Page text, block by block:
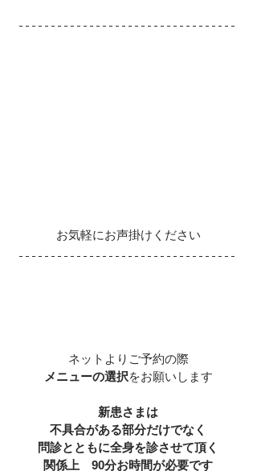
お気軽にお声掛けください
ネットよりご予約の際
メニューの選択をお願いします
新患さまは
不具合がある部分だけでなく
問診とともに全身を診させて頂く
関係上　90分お時間が必要です